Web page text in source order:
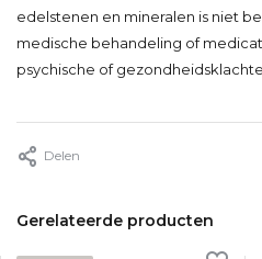
edelstenen en mineralen is niet
medische behandeling of
psychische of
Delen
Gerelateerde producten